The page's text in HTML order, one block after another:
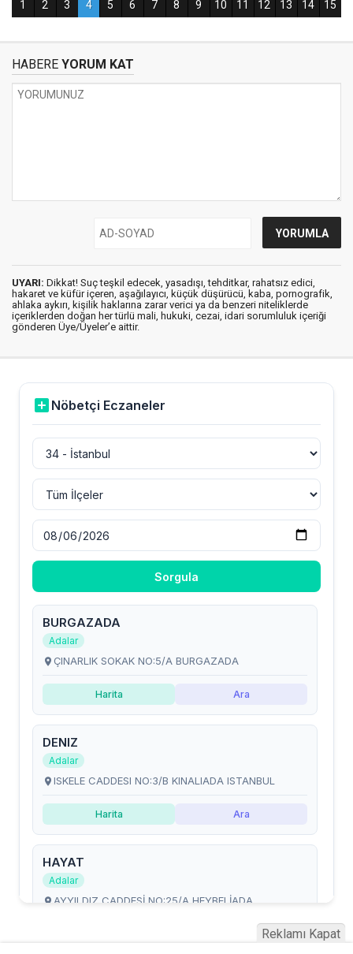
HABERE YORUM KAT
UYARI: Dikkat! Suç teşkil edecek, yasadışı, tehditkar, rahatsız edici,
hakaret ve küfür içeren, aşağılayıcı, küçük düşürücü, kaba, pornografik,
ahlaka aykırı, kişilik haklarına zarar verici ya da benzeri niteliklerde
içeriklerden doğan her türlü mali, hukuki, cezai, idari sorumluluk içeriği
gönderen Üye/Üyeler’e aittir.
Reklamı Kapat